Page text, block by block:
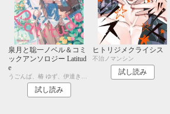
泉月と聡一ノベル＆コミ
ックアンソロジー Latitud
e
うごんば、椿 ゆず、伊達きよ、渡海奈穂、幸崎ぱれす
試し読み
ヒトリジメクライシス
不治ノマンシン
試し読み